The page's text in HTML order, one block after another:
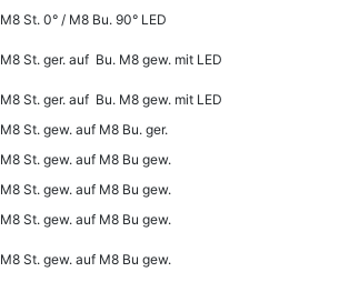
M8 St. 0° / M8 Bu. 90° LED
M8 St. ger. auf Bu. M8 gew. mit LED
M8 St. ger. auf Bu. M8 gew. mit LED
M8 St. gew. auf M8 Bu. ger.
M8 St. gew. auf M8 Bu gew.
M8 St. gew. auf M8 Bu gew.
M8 St. gew. auf M8 Bu gew.
M8 St. gew. auf M8 Bu gew.